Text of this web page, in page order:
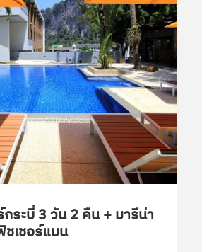
ระบี่ 3 วัน 2 คืน + มารีน่า
ชเชอร์แมน